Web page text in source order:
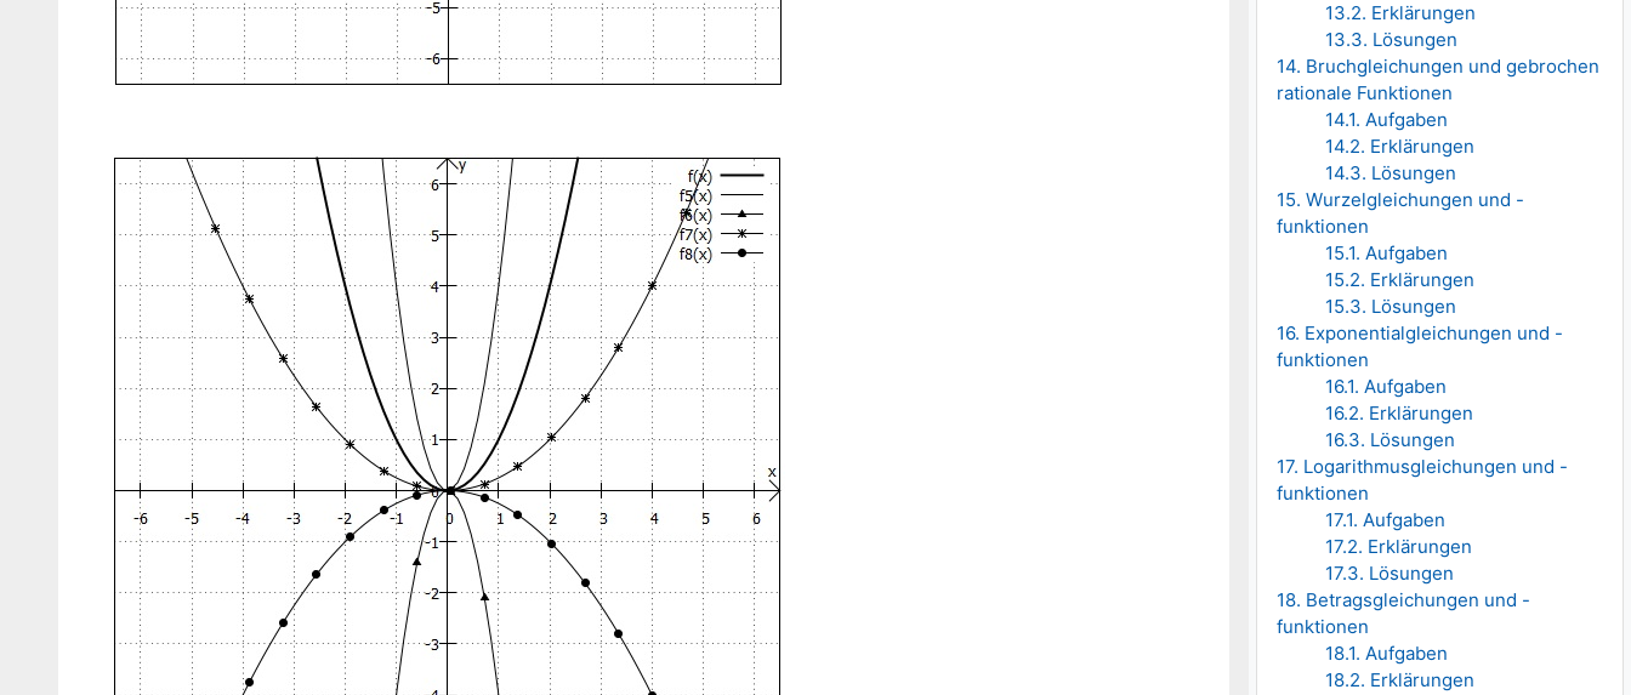
13.2. Erklärungen
13.3. Lösungen
14. Bruchgleichungen und gebrochen
rationale Funktionen
14.1. Aufgaben
14.2. Erklärungen
14.3. Lösungen
15. Wurzelgleichungen und -
funktionen
15.1. Aufgaben
15.2. Erklärungen
15.3. Lösungen
16. Exponentialgleichungen und -
funktionen
16.1. Aufgaben
16.2. Erklärungen
16.3. Lösungen
17. Logarithmusgleichungen und -
funktionen
17.1. Aufgaben
17.2. Erklärungen
17.3. Lösungen
18. Betragsgleichungen und -
funktionen
18.1. Aufgaben
18.2. Erklärungen